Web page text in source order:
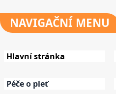
NAVIGAČNÍ MENU
Hlavní stránka
Péče o pleť